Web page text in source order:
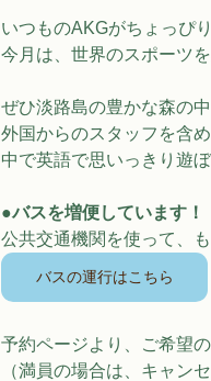
いつものAKGがちょっぴ
今月は、世界のスポーツを
ぜひ淡路島の豊かな森の
外国からのスタッフを含
中で英語で思いっきり遊ぼ
●バスを増便しています！
公共交通機関を使って、
バスの運行はこちら
予約ページより、ご希望
（満員の場合は、キャン